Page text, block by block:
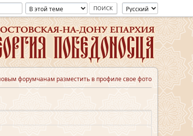
форумчанам разместить в профиле свое фото